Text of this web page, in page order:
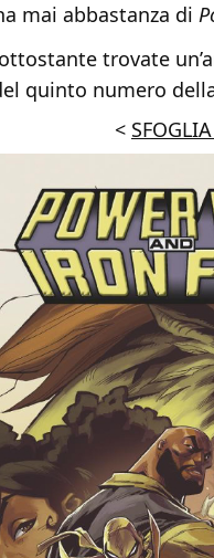
mai abbastanza di
trovate
quinto numero
<